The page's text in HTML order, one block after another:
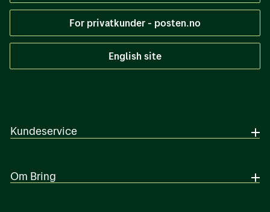
For privatkunder - posten.no
English site
Kundeservice
Om Bring